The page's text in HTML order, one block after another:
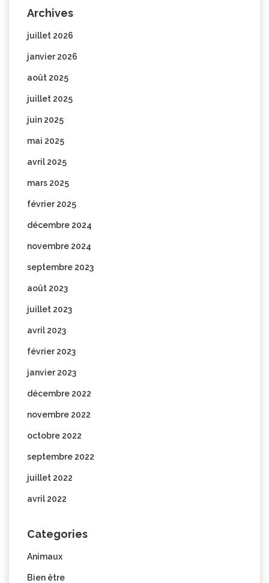
Archives
juillet 2026
janvier 2026
août 2025
juillet 2025
juin 2025
mai 2025
avril 2025
mars 2025
février 2025
décembre 2024
novembre 2024
septembre 2023
août 2023
juillet 2023
avril 2023
février 2023
janvier 2023
décembre 2022
novembre 2022
octobre 2022
septembre 2022
juillet 2022
avril 2022
Categories
Animaux
Bien être